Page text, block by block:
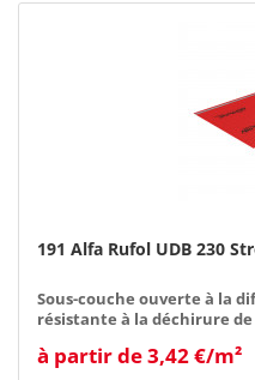
191 Alfa Rufol UDB 230
Sous-couche ouverte à la
résistante à la déchirure de
à partir de 3,42 €/m²